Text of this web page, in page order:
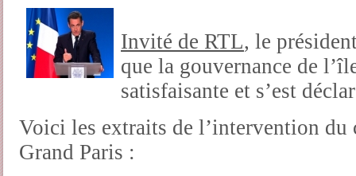
Invité de RTL, le
que la gouvernance de
satisfaisante et s’est
Voici les extraits de l’intervention du
Grand Paris :